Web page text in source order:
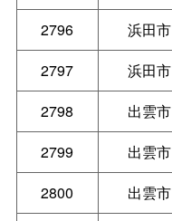
2796
浜田市
2797
浜田市
2798
出雲市
2799
出雲市
2800
出雲市